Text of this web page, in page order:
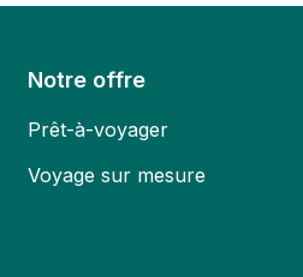
Notre offre
Prêt-à-voyager
Voyage sur mesure